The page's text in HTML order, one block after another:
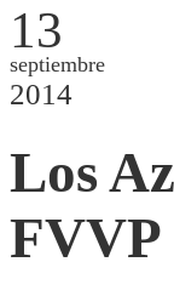
13
septiembre
2014
Los
FVVP